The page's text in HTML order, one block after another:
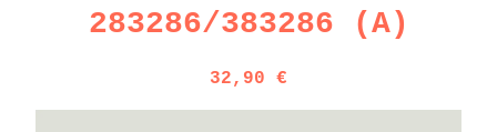
283286/383286 (A)
32,90 €